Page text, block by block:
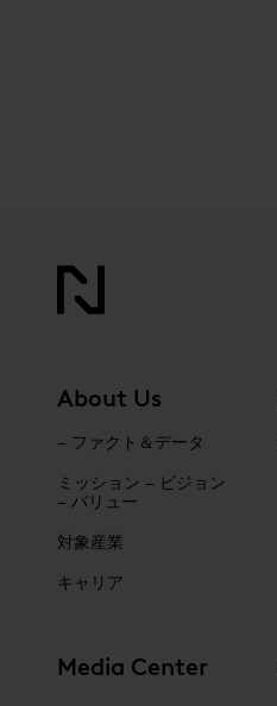
About Us
– ファクト＆データ
ミッション – ビジョン
– バリュー
対象産業
キャリア
Media Center